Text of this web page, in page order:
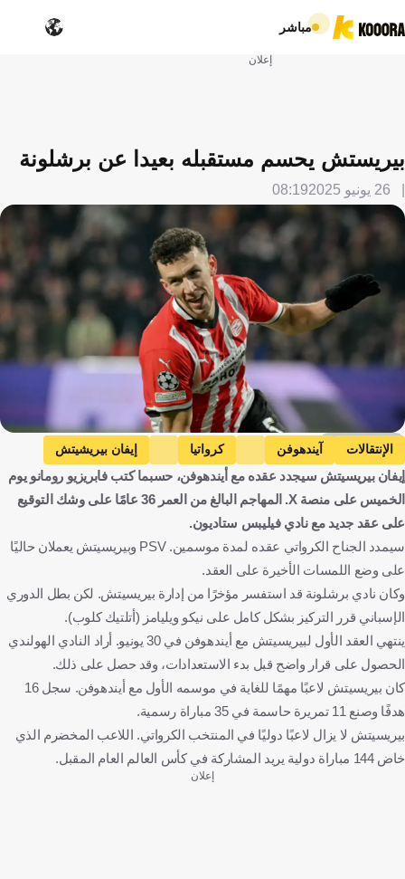
مباشر
إعلان
بيريستش يحسم مستقبله بعيدا عن برشلونة
26 يونيو 2025 08:19
Getty Images
الإنتقالات آيندهوفن كرواتيا
إيفان بيريشيتش
كرة قدم
إيفان بيريسيتش سيجدد عقده مع أيندهوفن، حسبما كتب فابريزيو رومانو يوم
الخميس على منصة X. المهاجم البالغ من العمر 36 عامًا على وشك التوقيع
على عقد جديد مع نادي فيليبس ستاديون.
سيمدد الجناح الكرواتي عقده لمدة موسمين. PSV وبيريسيتش يعملان حاليًا
على وضع اللمسات الأخيرة على العقد.
وكان نادي برشلونة قد استفسر مؤخرًا من إدارة بيريسيتش. لكن بطل الدوري
الإسباني قرر التركيز بشكل كامل على نيكو ويليامز (أتلتيك كلوب).
ينتهي العقد الأول لبيريسيتش مع أيندهوفن في 30 يونيو. أراد النادي الهولندي
الحصول على قرار واضح قبل بدء الاستعدادات، وقد حصل على ذلك.
كان بيريسيتش لاعبًا مهمًا للغاية في موسمه الأول مع أيندهوفن. سجل 16
هدفًا وصنع 11 تمريرة حاسمة في 35 مباراة رسمية.
بيريسيتش لا يزال لاعبًا دوليًا في المنتخب الكرواتي. اللاعب المخضرم الذي
خاض 144 مباراة دولية يريد المشاركة في كأس العالم العام المقبل.
إعلان